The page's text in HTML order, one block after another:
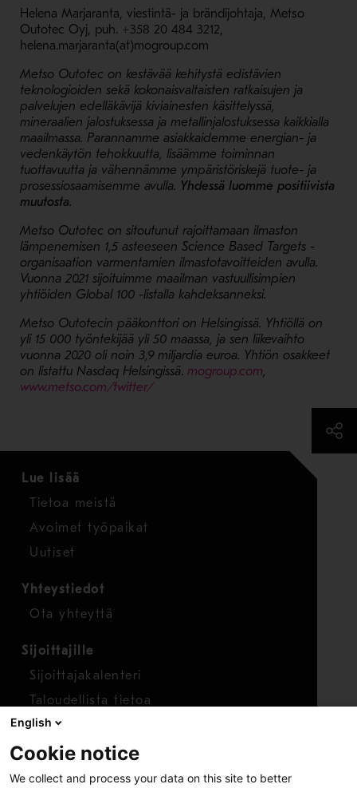
Helena Marjaranta, viestintä- ja brändijohtaja, Metso
Outotec Oyj, puh. +358 20 484 3212,
helena.marjaranta(at)mogroup.com
Metso Outotec on kestävää kehitystä edistävien
teknologioiden sekä kokonaisvaltaisten ratkaisujen ja
palvelujen edelläkävijä kiviainesten käsittelyssä,
mineraalien jalostuksessa ja metallinjalostuksessa kaikkialla
maailmassa. Parannamme asiakkaidemme energian- ja
vedenkäytön tehokkuutta, lisäämme toiminnan
tuottavuutta ja vähennämme ympäristöriskejä tuote- ja
prosessiosaamisemme avulla. Yhdessä luomme positiivista
muutosta.
Metso Outotec on sitoutunut rajoittamaan ilmaston
lämpenemisen 1,5 asteeseen Science Based Targets -
organisaation varmentamien ilmastotavoitteiden avulla.
Vuonna 2021 sijoituimme maailman vastuullisimpien
yhtiöiden Global 100 -listalla kahdeksanneksi.
Metso Outotecin pääkonttori on Helsingissä. Yhtiöllä on
yli 15 000 työntekijää yli 50 maassa, ja sen liikevaihto
vuonna 2020 oli noin 3,9 miljardia euroa. Yhtiön osakkeet
on listattu Nasdaq Helsingissä. mogroup.com- Avaa uudessa
,
www.metso.com/twitter/- Avaa uudessa ikkunassa
Lue lisää
Tietoa meistä
Avoimet työpaikat
Uutiset
Yhteystiedot
Ota yhteyttä
Sijoittajille
Sijoittajakalenteri
Taloudellista tietoa
Osakkeet
Raportoi huolenaihe
English
Cookie notice
We collect and process your data on this site to better